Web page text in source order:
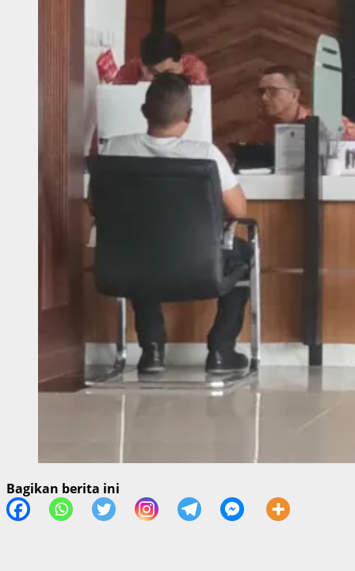
Bagikan berita ini